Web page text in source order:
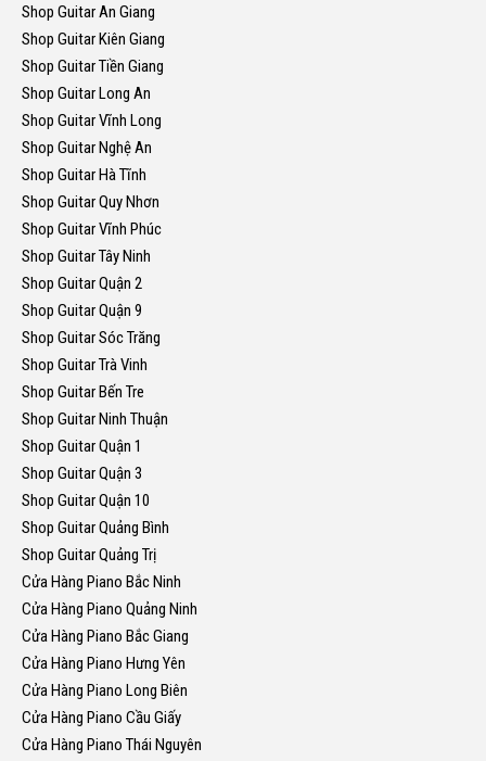
Shop Guitar An Giang
Shop Guitar Kiên Giang
Shop Guitar Tiền Giang
Shop Guitar Long An
Shop Guitar Vĩnh Long
Shop Guitar Nghệ An
Shop Guitar Hà Tĩnh
Shop Guitar Quy Nhơn
Shop Guitar Vĩnh Phúc
Shop Guitar Tây Ninh
Shop Guitar Quận 2
Shop Guitar Quận 9
Shop Guitar Sóc Trăng
Shop Guitar Trà Vinh
Shop Guitar Bến Tre
Shop Guitar Ninh Thuận
Shop Guitar Quận 1
Shop Guitar Quận 3
Shop Guitar Quận 10
Shop Guitar Quảng Bình
Shop Guitar Quảng Trị
Cửa Hàng Piano Bắc Ninh
Cửa Hàng Piano Quảng Ninh
Cửa Hàng Piano Bắc Giang
Cửa Hàng Piano Hưng Yên
Cửa Hàng Piano Long Biên
Cửa Hàng Piano Cầu Giấy
Cửa Hàng Piano Thái Nguyên